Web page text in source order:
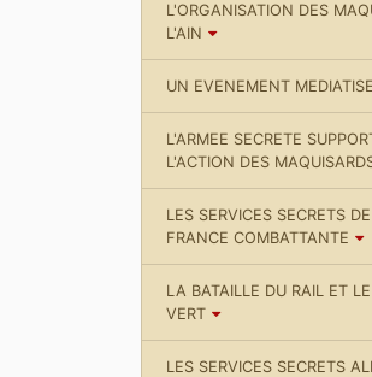
L'ORGANISATION DES
L'AIN
UN EVENEMENT MEDIATISE
L'ARMEE SECRETE
L'ACTION DES
LES SERVICES SECRETS
FRANCE COMBATTANTE
LA BATAILLE DU RAIL ET
VERT
LES SERVICES SECRETS